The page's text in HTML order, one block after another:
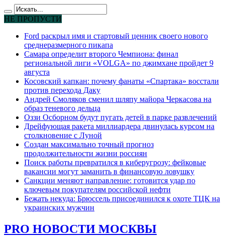
НЕ ПРОПУСТИ
Ford раскрыл имя и стартовый ценник своего нового
среднеразмерного пикапа
Самара определит второго Чемпиона: финал
региональной лиги «VOLGA» по джимхане пройдет 9
августа
Косовский капкан: почему фанаты «Спартака» восстали
против перехода Даку
Андрей Смоляков сменил шляпу майора Черкасова на
образ теневого дельца
Оззи Осборном будут пугать детей в парке развлечений
Дрейфующая ракета миллиардера двинулась курсом на
столкновение с Луной
Создан максимально точный прогноз
продолжительности жизни россиян
Поиск работы превратился в киберугрозу: фейковые
вакансии могут заманить в финансовую ловушку
Санкции меняют направление: готовится удар по
ключевым покупателям российской нефти
Бежать некуда: Брюссель присоединился к охоте ТЦК на
украинских мужчин
PRO НОВОСТИ МОСКВЫ